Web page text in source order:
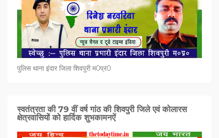
पुलिस थाना इंदार जिला शिवपुरी म0प्र0
स्वतंत्रता की 79 वीं वर्ष गांठ की शिवपुरी जिले एवं कोलारस
क्षेत्रवासियों को हार्दिक शुभकामनऐं